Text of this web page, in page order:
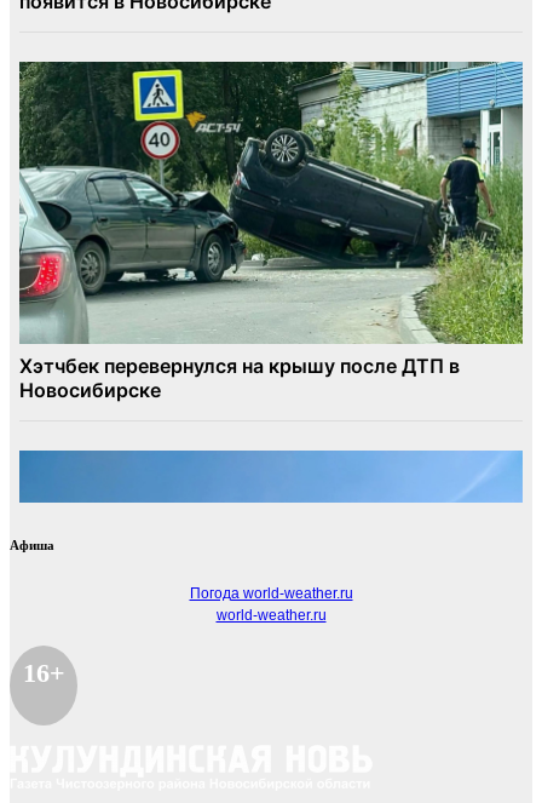
Афиша
Погода world-weather.ru
world-weather.ru
16+